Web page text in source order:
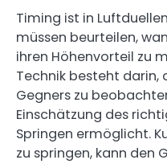
Timing ist in
müssen beurteilen,
ihren Höhenvorteil zu
Technik besteht darin,
Gegners zu
Einschätzung des
Springen ermöglicht.
zu springen, kann den